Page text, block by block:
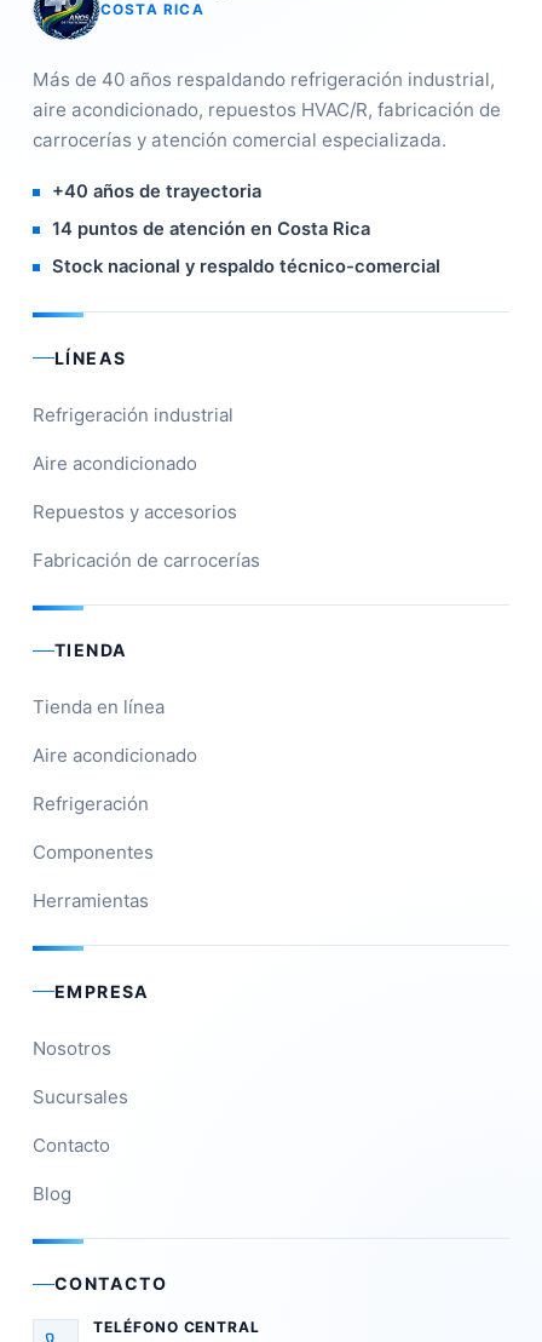
COSTA RICA
Más de 40 años respaldando refrigeración industrial,
aire acondicionado, repuestos HVAC/R, fabricación de
carrocerías y atención comercial especializada.
+40 años de trayectoria
14 puntos de atención en Costa Rica
Stock nacional y respaldo técnico-comercial
LÍNEAS
Refrigeración industrial
Aire acondicionado
Repuestos y accesorios
Fabricación de carrocerías
TIENDA
Tienda en línea
Aire acondicionado
Refrigeración
Componentes
Herramientas
EMPRESA
Nosotros
Sucursales
Contacto
Blog
CONTACTO
TELÉFONO CENTRAL